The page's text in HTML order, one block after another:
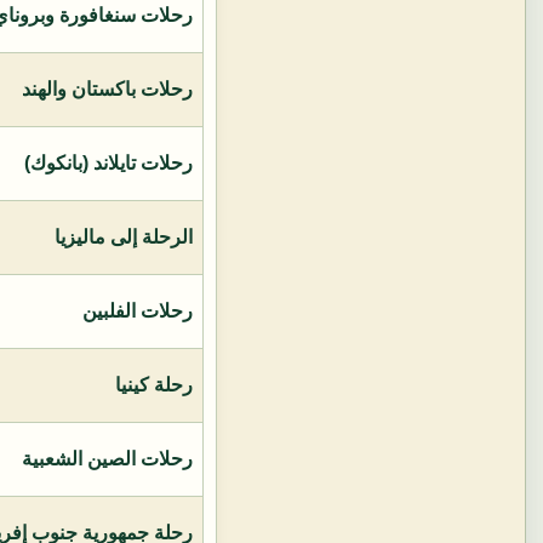
رحلات سنغافورة
رحلات باكستان والهند
رحلات تايلاند (بانكوك)
الرحلة إلى ماليزيا
رحلات الفلبين
رحلة كينيا
رحلات الصين الشعبية
رحلة جمهورية جنوب